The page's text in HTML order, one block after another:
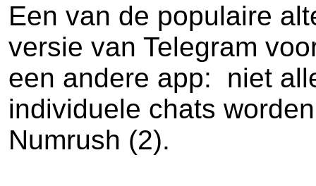
Een van de populaire
versie van Telegram
een andere app: niet
individuele chats
Numrush (2).